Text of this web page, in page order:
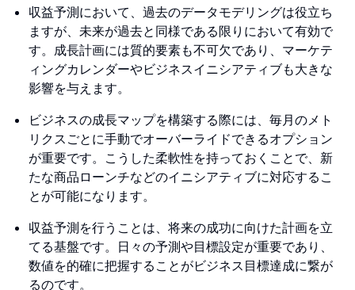
収益予測において、過去のデータモデリングは役立ち
ますが、未来が過去と同様である限りにおいて有効で
す。成長計画には質的要素も不可欠であり、マーケテ
ィングカレンダーやビジネスイニシアティブも大きな
影響を与えます。
ビジネスの成長マップを構築する際には、毎月のメト
リクスごとに手動でオーバーライドできるオプション
が重要です。こうした柔軟性を持っておくことで、新
たな商品ローンチなどのイニシアティブに対応するこ
とが可能になります。
収益予測を行うことは、将来の成功に向けた計画を立
てる基盤です。日々の予測や目標設定が重要であり、
数値を的確に把握することがビジネス目標達成に繋が
るのです。